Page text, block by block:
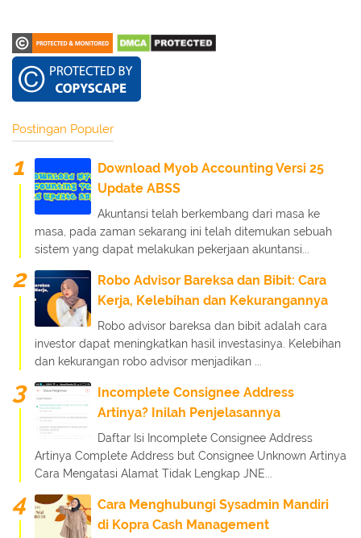
Postingan Populer
Download Myob Accounting Versi 25
Update ABSS
Akuntansi telah berkembang dari masa ke
masa, pada zaman sekarang ini telah ditemukan sebuah
sistem yang dapat melakukan pekerjaan akuntansi...
Robo Advisor Bareksa dan Bibit: Cara
Kerja, Kelebihan dan Kekurangannya
Robo advisor bareksa dan bibit adalah cara
investor dapat meningkatkan hasil investasinya. Kelebihan
dan kekurangan robo advisor menjadikan ...
Incomplete Consignee Address
Artinya? Inilah Penjelasannya
Daftar Isi Incomplete Consignee Address
Artinya Complete Address but Consignee Unknown Artinya
Cara Mengatasi Alamat Tidak Lengkap JNE...
Cara Menghubungi Sysadmin Mandiri
di Kopra Cash Management